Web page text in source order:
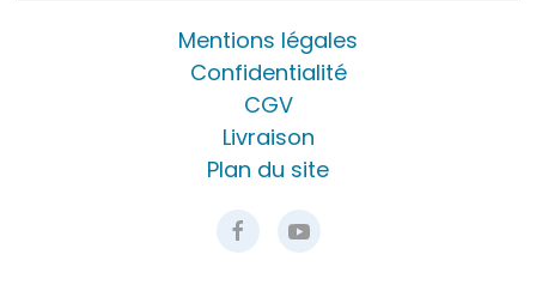
Mentions légales
Confidentialité
CGV
Livraison
Plan du site